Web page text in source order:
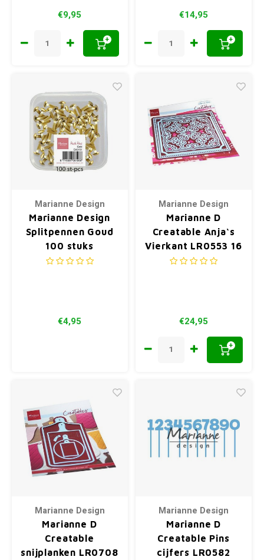
€9,95
+
€14,95
+
Marianne Design
Marianne Design
Splitpennen Goud
100 stuks
€4,95
Marianne Design
Marianne D
Creatable Anja‘s
Vierkant LR0553 16
x 18,5 cm
€24,95
+
Marianne Design
Marianne D
Creatable
snijplanken LR0708
Marianne Design
Marianne D
Creatable Pins
cijfers LR0582